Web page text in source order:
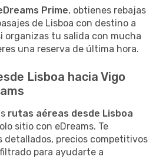
Prime, obtienes rebajas
de Lisboa con destino a
organizas tu salida con mucha
una reserva de última hora.
Lisboa hacia Vigo
rutas aéreas desde Lisboa
sitio con eDreams. Te
detallados, precios competitivos
para ayudarte a